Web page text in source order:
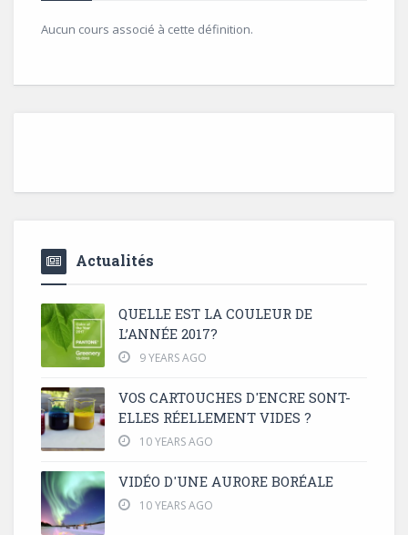
Aucun cours associé à cette définition.
Actualités
QUELLE EST LA COULEUR DE
L’ANNÉE 2017?
9 YEARS AGO
VOS CARTOUCHES D'ENCRE SONT-
ELLES RÉELLEMENT VIDES ?
10 YEARS AGO
VIDÉO D'UNE AURORE BORÉALE
10 YEARS AGO